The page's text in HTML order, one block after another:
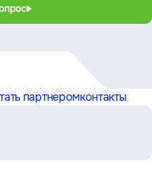
партнеромконтакты